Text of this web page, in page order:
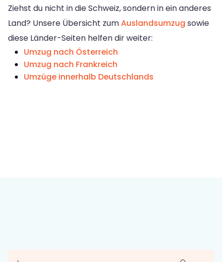
Ziehst du nicht in die Schweiz, sondern in ein anderes
Land? Unsere Übersicht zumAuslandsumzug sowie
diese Länder-Seiten helfen dir weiter:
Umzug nach Österreich
Umzug nach Frankreich
Umzüge innerhalb Deutschlands